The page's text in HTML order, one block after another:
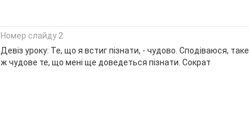
Номер слайду 2
Девіз уроку: Те, що я встиг пізнати, - чудово. Сподіваюся, таке
ж чудове те, що мені ще доведеться пізнати. Сократ